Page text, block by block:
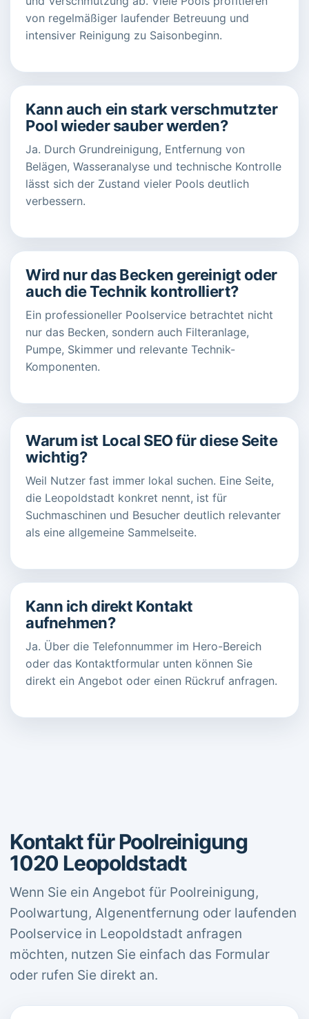
von regelmäßiger laufender Betreuung und
intensiver Reinigung zu Saisonbeginn.
Kann auch ein stark verschmutzter
Pool wieder sauber werden?
Ja. Durch Grundreinigung, Entfernung von
Belägen, Wasseranalyse und technische Kontrolle
lässt sich der Zustand vieler Pools deutlich
verbessern.
Wird nur das Becken gereinigt oder
auch die Technik kontrolliert?
Ein professioneller Poolservice betrachtet nicht
nur das Becken, sondern auch Filteranlage,
Pumpe, Skimmer und relevante Technik-
Komponenten.
Warum ist Local SEO für diese Seite
wichtig?
Weil Nutzer fast immer lokal suchen. Eine Seite,
die Leopoldstadt konkret nennt, ist für
Suchmaschinen und Besucher deutlich relevanter
als eine allgemeine Sammelseite.
Kann ich direkt Kontakt
aufnehmen?
Ja. Über die Telefonnummer im Hero-Bereich
oder das Kontaktformular unten können Sie
direkt ein Angebot oder einen Rückruf anfragen.
Kontakt für Poolreinigung
1020 Leopoldstadt
Wenn Sie ein Angebot für Poolreinigung,
Poolwartung, Algenentfernung oder laufenden
Poolservice in Leopoldstadt anfragen
möchten, nutzen Sie einfach das Formular
oder rufen Sie direkt an.